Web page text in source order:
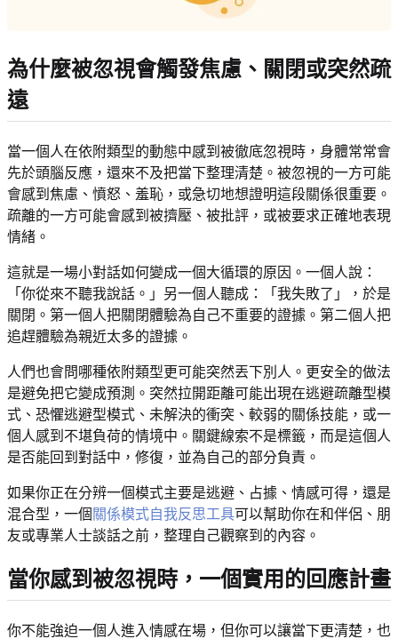
為什麼被忽視會觸發焦慮、關閉或突然疏
遠
當一個人在依附類型的動態中感到被徹底忽視時，身體常常會
先於頭腦反應，還來不及把當下整理清楚。被忽視的一方可能
會感到焦慮、憤怒、羞恥，或急切地想證明這段關係很重要。
疏離的一方可能會感到被擠壓、被批評，或被要求正確地表現
情緒。
這就是一場小對話如何變成一個大循環的原因。一個人說：
「你從來不聽我說話。」另一個人聽成：「我失敗了」，於是
關閉。第一個人把關閉體驗為自己不重要的證據。第二個人把
追趕體驗為親近太多的證據。
人們也會問哪種依附類型更可能突然丟下別人。更安全的做法
是避免把它變成預測。突然拉開距離可能出現在逃避疏離型模
式、恐懼逃避型模式、未解決的衝突、較弱的關係技能，或一
個人感到不堪負荷的情境中。關鍵線索不是標籤，而是這個人
是否能回到對話中，修復，並為自己的部分負責。
如果你正在分辨一個模式主要是逃避、占據、情感可得，還是
混合型，一個 關係模式自我反思工具可以幫助你在和伴侶、朋
友或專業人士談話之前，整理自己觀察到的內容。
當你感到被忽視時，一個實用的回應計畫
你不能強迫一個人進入情感在場，但你可以讓當下更清楚，也